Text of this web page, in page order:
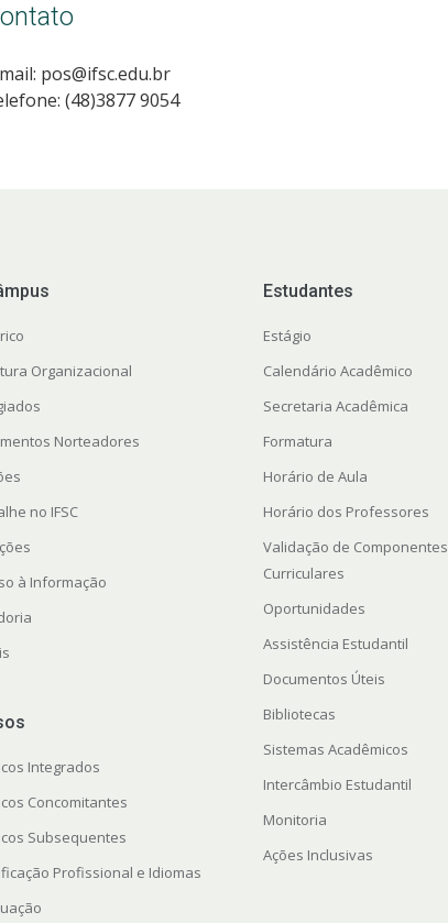
pos@ifsc.edu.br
(48)3877 9054
Organizacional
Norteadores
no IFSC
à Informação
Integrados
Concomitantes
Subsequentes
Profissional e Idiomas
Estudantes
Estágio
Calendário Acadêmico
Secretaria Acadêmica
Formatura
Horário de Aula
Horário dos Professores
Validação de Componentes
Curriculares
Oportunidades
Assistência Estudantil
Documentos Úteis
Bibliotecas
Sistemas Acadêmicos
Intercâmbio Estudantil
Monitoria
Ações Inclusivas